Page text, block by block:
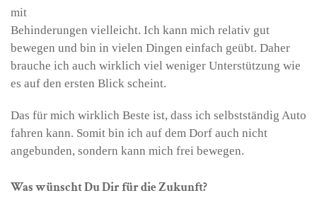
mit
Behinderungen vielleicht. Ich kann mich relativ gut
bewegen und bin in vielen Dingen einfach geübt. Daher
brauche ich auch wirklich viel weniger Unterstützung wie
es auf den ersten Blick scheint.
Das für mich wirklich Beste ist, dass ich selbstständig Auto
fahren kann. Somit bin ich auf dem Dorf auch nicht
angebunden, sondern kann mich frei bewegen.
Was wünscht Du Dir für die Zukunft?